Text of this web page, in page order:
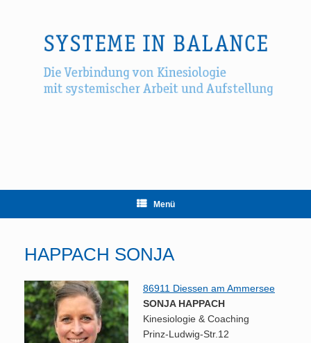
Menü
HAPPACH SONJA
86911 Diessen am Ammersee
SONJA HAPPACH
Kinesiologie & Coaching
Prinz-Ludwig-Str.12